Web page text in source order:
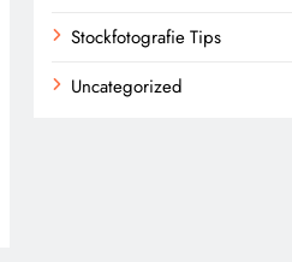
Stockfotografie Tips
Uncategorized